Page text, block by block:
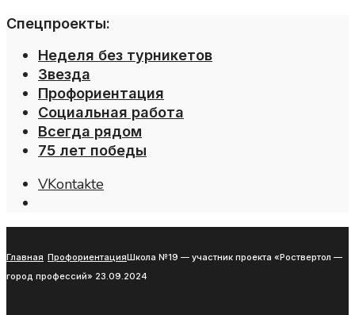
Спецпроекты:
Неделя без турникетов
Звезда
Профориентация
Социальная работа
Всегда рядом
75 лет победы
VKontakte
Главная ПрофориентацияШкола №19 — участник проекта «Роствертол —
город профессий» 23.09.2024